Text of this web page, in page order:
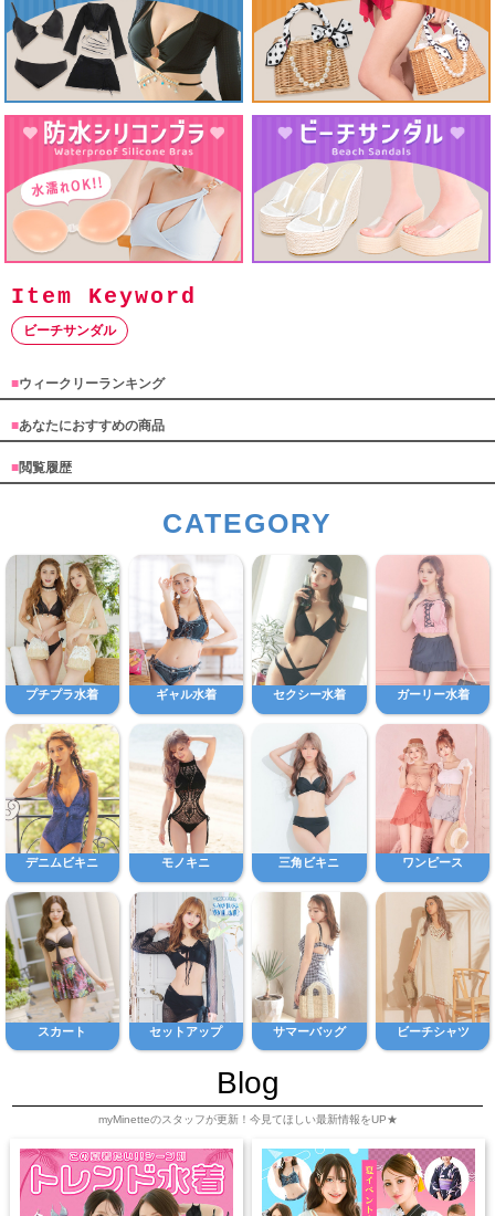
ビーチサンダル
■ウィークリーランキング
■あなたにおすすめの商品
■閲覧履歴
CATEGORY
プチプラ水着 ギャル水着 セクシー水着 ガーリー水着
デニムビキニ モノキニ 三角ビキニ ワンピース
スカート セットアップ サマーバッグ ビーチシャツ
Blog
myMinetteのスタッフが更新！今見てほしい最新情報をUP★